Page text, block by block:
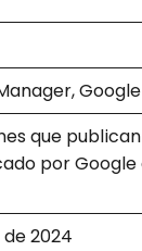
que
por
2024